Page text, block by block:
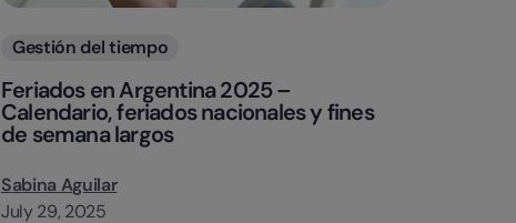
Categorias
Gestión del tiempo
Feriados en Argentina 2025 –
Calendario, feriados nacionales y fines
de semana largos
Sabina Aguilar
July 29, 2025